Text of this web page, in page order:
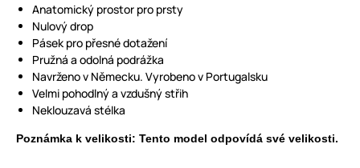
Anatomický prostor pro prsty
Nulový drop
Pásek pro přesné dotažení
Pružná a odolná podrážka
Navrženo v Německu. Vyrobeno v Portugalsku
Velmi pohodlný a vzdušný střih
Neklouzavá stélka
Poznámka k velikosti: Tento model odpovídá své velikosti.